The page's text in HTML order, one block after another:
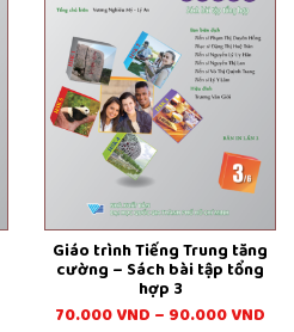
Giáo trình Tiếng Trung tăng
cường – Sách bài tập tổng
hợp 3
70.000VND – 90.000VND